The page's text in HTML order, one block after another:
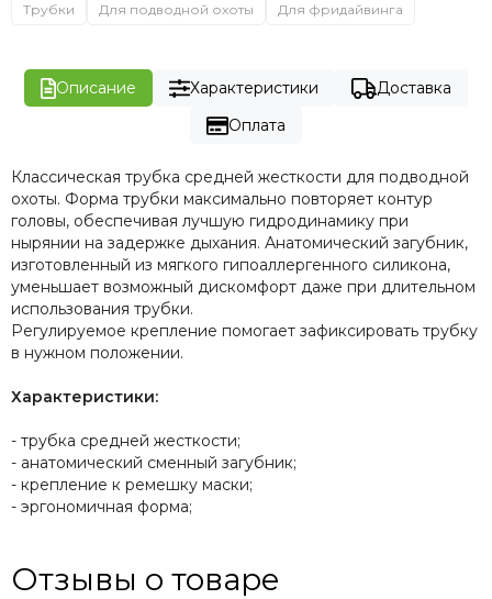
Трубки Для подводной охоты Для фридайвинга
Описание Характеристики
Доставка
Оплата
Классическая трубка средней жесткости для подводной
охоты. Форма трубки максимально повторяет контур
головы, обеспечивая лучшую гидродинамику при
нырянии на задержке дыхания. Анатомический загубник,
изготовленный из мягкого гипоаллергенного силикона,
уменьшает возможный дискомфорт даже при длительном
использования трубки.
Регулируемое крепление помогает зафиксировать трубку
в нужном положении.
Характеристики:
- трубка средней жесткости;
- анатомический сменный загубник;
- крепление к ремешку маски;
- эргономичная форма;
Отзывы о товаре